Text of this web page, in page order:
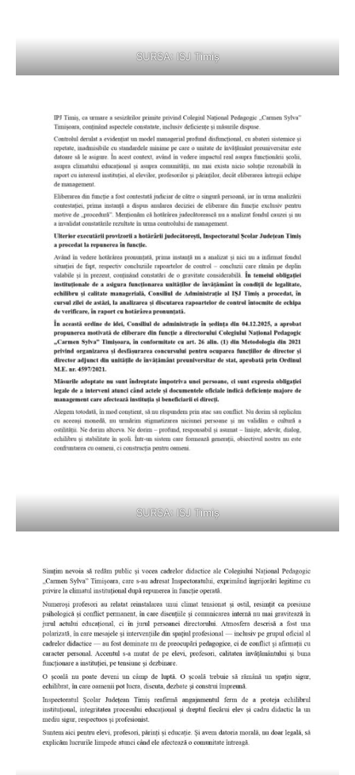
SURSA: ISJ Timiș
SURSA: ISJ Timiș